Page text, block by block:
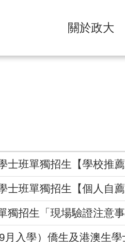
關於政大
士班單獨招生【學校推
士班單獨招生【個人自
獨招生「現場驗證注意事
月入學）僑生及港澳生